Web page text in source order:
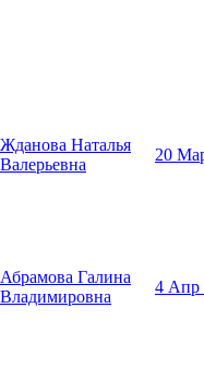
Жданова Наталья
Валерьевна
20
Абрамова Галина
Владимировна
4 Апр